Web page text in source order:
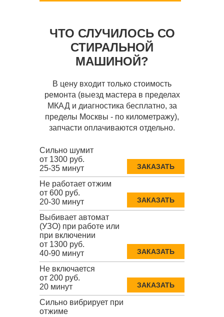
ЧТО СЛУЧИЛОСЬ СО
СТИРАЛЬНОЙ
МАШИНОЙ?
В цену входит только стоимость
ремонта (выезд мастера в пределах
МКАД и диагностика бесплатно, за
пределы Москвы - по километражу),
запчасти оплачиваются отдельно.
Сильно шумит
от 1300 руб.
25-35 минут
ЗАКАЗАТЬ
Не работает отжим
от 600 руб.
20-30 минут
ЗАКАЗАТЬ
Выбивает автомат
(УЗО) при работе или
при включении
от 1300 руб.
40-90 минут
ЗАКАЗАТЬ
Не включается
от 200 руб.
20 минут
ЗАКАЗАТЬ
Сильно вибрирует при
отжиме